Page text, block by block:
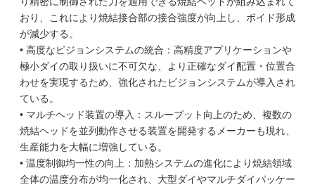
おり、これにより焼結接合部の接合強度が向上し、ボイド形成
が減少する。
• 高度なビジョンシステムの統合：高精度アプリケーションや
極小ダイの取り扱いに不可欠な、より正確なダイ配置・位置合
わせを実現するため、強化されたビジョンシステムが導入され
ている。
• マルチヘッド装置の導入：スループット向上のため、複数の
焼結ヘッドを並列動作させる装置を開発するメーカーも現れ、
生産能力を大幅に増強している。
• 温度制御均一性の向上：加熱システムの進化により焼結領域
全体の温度分布が均一化され、大型ダイやマルチダイパッケー